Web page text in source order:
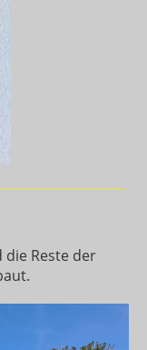
Reste der